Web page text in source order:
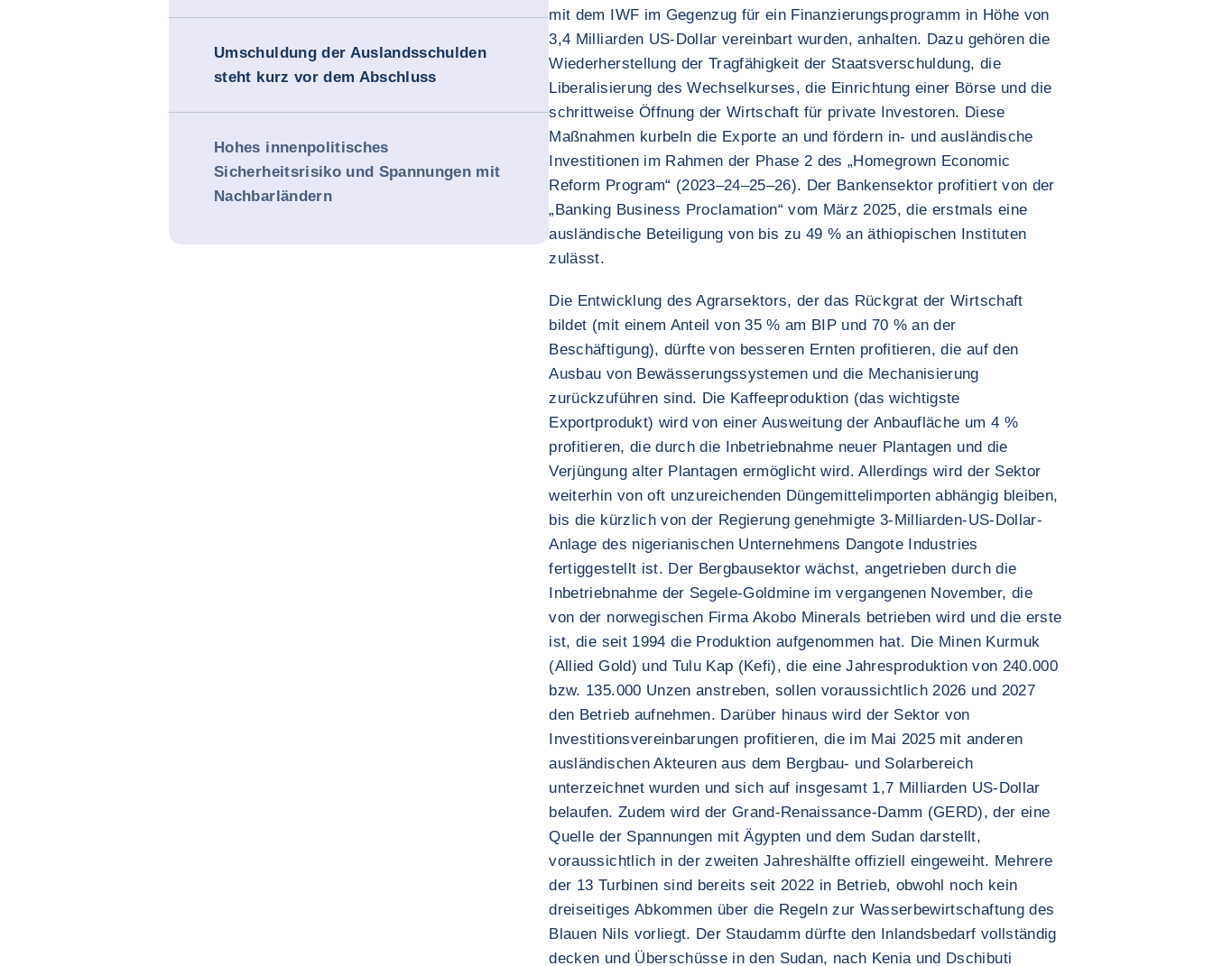
Umschuldung der Auslandsschulden
steht kurz vor dem Abschluss
Hohes innenpolitisches
Sicherheitsrisiko und Spannungen mit
Nachbarländern
mit dem IWF im Gegenzug für ein Finanzierungsprogramm in Höhe von
3,4 Milliarden US-Dollar vereinbart wurden, anhalten. Dazu gehören die
Wiederherstellung der Tragfähigkeit der Staatsverschuldung, die
Liberalisierung des Wechselkurses, die Einrichtung einer Börse und die
schrittweise Öffnung der Wirtschaft für private Investoren. Diese
Maßnahmen kurbeln die Exporte an und fördern in- und ausländische
Investitionen im Rahmen der Phase 2 des „Homegrown Economic
Reform Program“ (2023–24–25–26). Der Bankensektor profitiert von der
„Banking Business Proclamation“ vom März 2025, die erstmals eine
ausländische Beteiligung von bis zu 49 % an äthiopischen Instituten
zulässt.
Die Entwicklung des Agrarsektors, der das Rückgrat der Wirtschaft
bildet (mit einem Anteil von 35 % am BIP und 70 % an der
Beschäftigung), dürfte von besseren Ernten profitieren, die auf den
Ausbau von Bewässerungssystemen und die Mechanisierung
zurückzuführen sind. Die Kaffeeproduktion (das wichtigste
Exportprodukt) wird von einer Ausweitung der Anbaufläche um 4 %
profitieren, die durch die Inbetriebnahme neuer Plantagen und die
Verjüngung alter Plantagen ermöglicht wird. Allerdings wird der Sektor
weiterhin von oft unzureichenden Düngemittelimporten abhängig bleiben,
bis die kürzlich von der Regierung genehmigte 3-Milliarden-US-Dollar-
Anlage des nigerianischen Unternehmens Dangote Industries
fertiggestellt ist. Der Bergbausektor wächst, angetrieben durch die
Inbetriebnahme der Segele-Goldmine im vergangenen November, die
von der norwegischen Firma Akobo Minerals betrieben wird und die erste
ist, die seit 1994 die Produktion aufgenommen hat. Die Minen Kurmuk
(Allied Gold) und Tulu Kap (Kefi), die eine Jahresproduktion von 240.000
bzw. 135.000 Unzen anstreben, sollen voraussichtlich 2026 und 2027
den Betrieb aufnehmen. Darüber hinaus wird der Sektor von
Investitionsvereinbarungen profitieren, die im Mai 2025 mit anderen
ausländischen Akteuren aus dem Bergbau- und Solarbereich
unterzeichnet wurden und sich auf insgesamt 1,7 Milliarden US-Dollar
belaufen. Zudem wird der Grand-Renaissance-Damm (GERD), der eine
Quelle der Spannungen mit Ägypten und dem Sudan darstellt,
voraussichtlich in der zweiten Jahreshälfte offiziell eingeweiht. Mehrere
der 13 Turbinen sind bereits seit 2022 in Betrieb, obwohl noch kein
dreiseitiges Abkommen über die Regeln zur Wasserbewirtschaftung des
Blauen Nils vorliegt. Der Staudamm dürfte den Inlandsbedarf vollständig
decken und Überschüsse in den Sudan, nach Kenia und Dschibuti